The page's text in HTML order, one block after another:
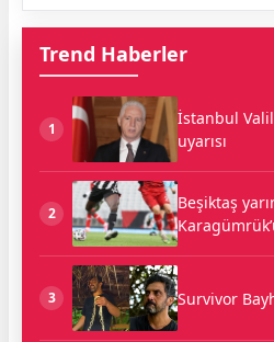
Trend Haberler
1
İstanbul
uyarısı
2
Beşiktaş
3 Survivor